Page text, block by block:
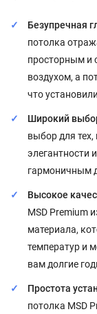
Безупречная
потолка
просторным и
воздухом, а
что
Широкий
выбор для тех,
элегантности
гармоничным
Высокое
MSD Premium
материала,
температур и
вам долгие
Простота
потолка MSD